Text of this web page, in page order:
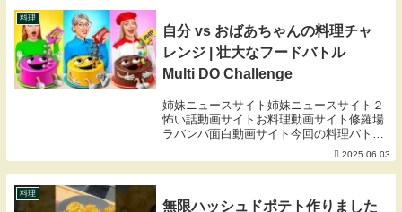
料理
自分 vs おばあちゃんの料理チャ
レンジ | 壮大なフードバトル
Multi DO Challenge
姉妹ニュースサイト姉妹ニュースサイト２
怖い話動画サイトお料理動画サイト修羅場
ラバンバ面白動画サイト今回の料理バトル
を制するのは誰だ!? 急いで新しい挑戦を始
めましょう！甘いもの好きの衝動を満たす
ために動画をシェアしましょう！いつも通
2025.06.03
料理
無限ハッシュドポテト作りました